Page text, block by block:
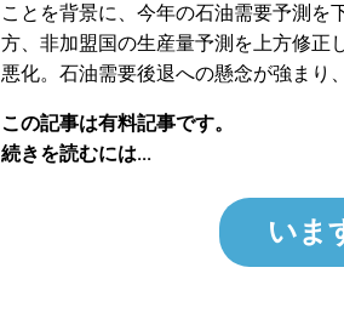
ことを背景に、今年の石油需要予測を
方、非加盟国の生産量予測を上方修正
悪化。石油需要後退への懸念が強まり
この記事は有料記事です。
続きを読むには...
いま